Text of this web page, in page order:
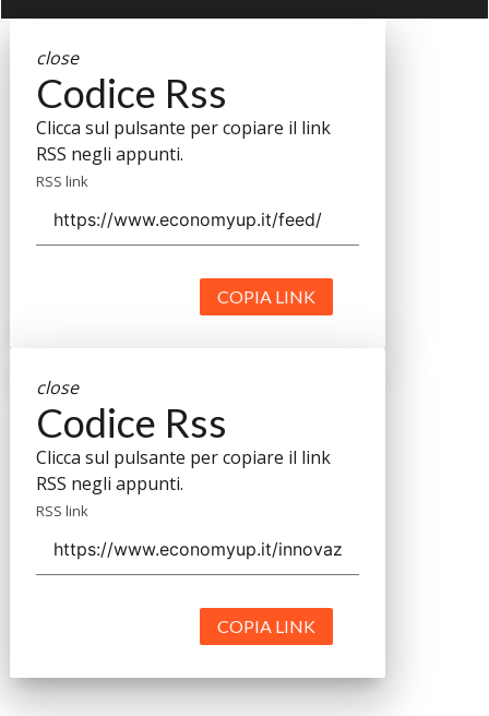
close
Codice Rss
Clicca sul pulsante per copiare il link
RSS negli appunti.
RSS link
COPIA LINK
close
Codice Rss
Clicca sul pulsante per copiare il link
RSS negli appunti.
RSS link
COPIA LINK